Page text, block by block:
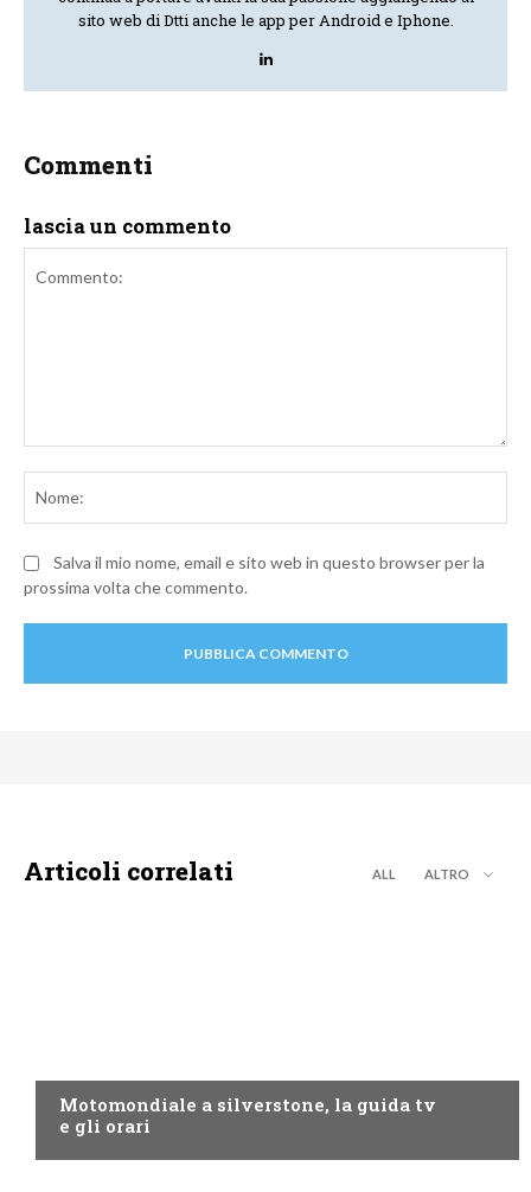
sito web di Dtti anche le app per Android e Iphone.
Commenti
lascia un commento
Salva il mio nome, email e sito web in questo browser per la
prossima volta che commento.
Articoli correlati ALL ALTRO
Motomondiale a silverstone, la guida tv
e gli orari